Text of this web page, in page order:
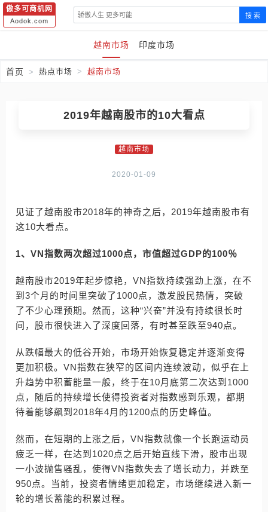
傲多可商机网
Aodok.com
搜 索
越南市场 印度市场
首页 热点市场 越南市场
2019年越南股市的10大看点
越南市场
2020-01-09
见证了越南股市2018年的神奇之后，2019年越南股市有
这10大看点。
1、VN指数两次超过1000点，市值超过GDP的100％
越南股市2019年起步惊艳，VN指数持续强劲上涨，在不
到3个月的时间里突破了1000点，激发股民热情，突破
了不少心理预期。然而，这种“兴奋”并没有持续很长时
间，股市很快进入了深度回落，有时甚至跌至940点。
从跌幅最大的低谷开始，市场开始恢复稳定并逐渐变得
更加积极。VN指数在狭窄的区间内连续波动，似乎在上
升趋势中积蓄能量一般，终于在10月底第二次达到1000
点，随后的持续增长使得投资者对指数感到乐观，都期
待着能够飙到2018年4月的1200点的历史峰值。
然而，在短期的上涨之后，VN指数就像一个长跑运动员
疲乏一样，在达到1020点之后开始直线下滑，股市出现
一小波抛售骚乱，使得VN指数失去了增长动力，并跌至
950点。当前，投资者情绪更加稳定，市场继续进入新一
轮的增长蓄能的积累过程。